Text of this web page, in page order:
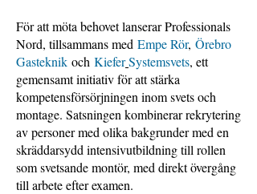
För att möta behovet lanserar Professionals
Nord, tillsammans med Empe Rör, Örebro
Gasteknik och KieferSystemsvets, ett
gemensamt initiativ för att stärka
kompetensförsörjningen inom svets och
montage. Satsningen kombinerar rekrytering
av personer med olika bakgrunder med en
skräddarsydd intensivutbildning till rollen
som svetsande montör, med direkt övergång
till arbete efter examen.